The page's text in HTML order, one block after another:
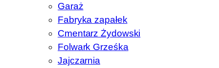
Garaż
Fabryka zapałek
Cmentarz Żydowski
Folwark Grześka
Jajczarnia